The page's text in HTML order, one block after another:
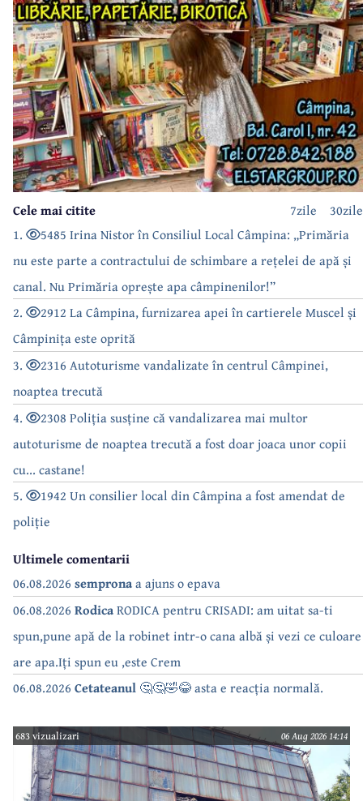
30zile
7zile
Cele mai citite
1.
5485 Irina Nistor în Consiliul Local Câmpina: „Primăria
nu este parte a contractului de schimbare a rețelei de apă și
canal. Nu Primăria oprește apa câmpinenilor!”
2.
2912 La Câmpina, furnizarea apei în cartierele Muscel și
Câmpinița este oprită
3.
2316 Autoturisme vandalizate în centrul Câmpinei,
noaptea trecută
4.
2308 Poliția susține că vandalizarea mai multor
autoturisme de noaptea trecută a fost doar joaca unor copii
cu... castane!
5.
1942 Un consilier local din Câmpina a fost amendat de
poliție
Ultimele comentarii
06.08.2026 sempronaa ajuns o epava
06.08.2026 RodicaRODICA pentru CRISADI: am uitat sa-ti
spun,pune apă de la robinet intr-o cana albă și vezi ce culoare
are apa.Iți spun eu ,este Crem
06.08.2026 Cetateanul 🤔🤔🤣😂 asta e reacția normală.
683 vizualizari 06 Aug 2026 14:14